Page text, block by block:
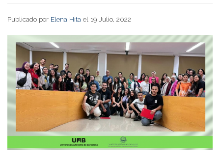
Publicado por Elena Hita el 19 Julio, 2022